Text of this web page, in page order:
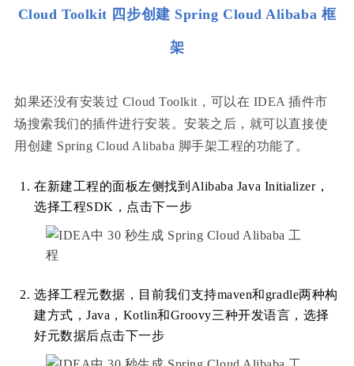
Cloud Toolkit 四步创建 Spring Cloud Alibaba 框
架
如果还没有安装过 Cloud Toolkit，可以在 IDEA 插件市
场搜索我们的插件进行安装。安装之后，就可以直接使
用创建 Spring Cloud Alibaba 脚手架工程的功能了。
在新建工程的面板左侧找到Alibaba Java Initializer，
选择工程SDK，点击下一步
选择工程元数据，目前我们支持maven和gradle两种构
建方式，Java，Kotlin和Groovy三种开发语言，选择
好元数据后点击下一步